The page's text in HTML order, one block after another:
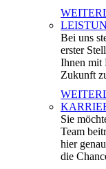
Bei uns
erster
Ihnen mit
Zukunft
Sie
Team
hier
die